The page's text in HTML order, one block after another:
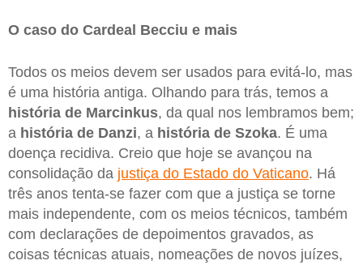
O caso do Cardeal Becciu e mais
Todos os meios devem ser usados para evitá-lo, mas
é uma história antiga. Olhando para trás, temos a
história de Marcinkus, da qual nos lembramos bem;
a história de Danzi, a história de Szoka. É uma
doença recidiva. Creio que hoje se avançou na
consolidação da justiça do Estado do Vaticano. Há
três anos tenta-se fazer com que a justiça se torne
mais independente, com os meios técnicos, também
com declarações de depoimentos gravados, as
coisas técnicas atuais, nomeações de novos juízes,